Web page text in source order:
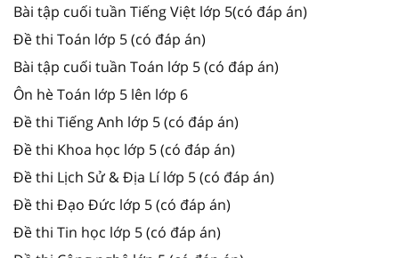
Bài tập cuối tuần Tiếng Việt lớp 5(có đáp án)
Đề thi Toán lớp 5 (có đáp án)
Bài tập cuối tuần Toán lớp 5 (có đáp án)
Ôn hè Toán lớp 5 lên lớp 6
Đề thi Tiếng Anh lớp 5 (có đáp án)
Đề thi Khoa học lớp 5 (có đáp án)
Đề thi Lịch Sử & Địa Lí lớp 5 (có đáp án)
Đề thi Đạo Đức lớp 5 (có đáp án)
Đề thi Tin học lớp 5 (có đáp án)